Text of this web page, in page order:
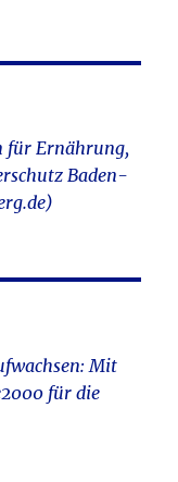
für Ernährung,
Baden-
Mit
für die